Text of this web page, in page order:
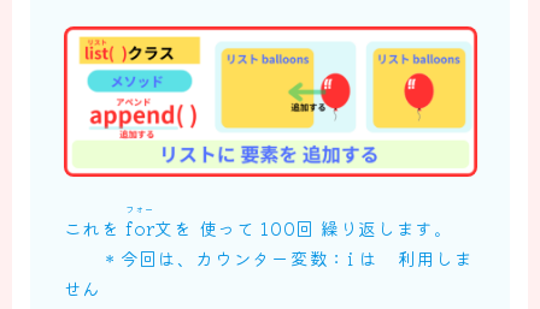
これをfor
フォー
文を 使って 100回 繰り返します。
＊今回は、カウンター変数：i は 利用しま
せん